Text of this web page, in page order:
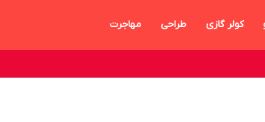
کولر گازی طراحی مهاجرت